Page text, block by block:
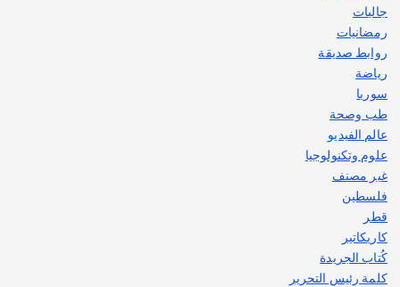
جاليات
رمضانيات
روابط صديقة
رياضة
سوريا
طب وصحة
عالم الفيديو
علوم وتكنولوجيا
غير مصنف
فلسطين
قطر
كاريكاتير
كُتاب الجريدة
كلمة رئيس التحرير